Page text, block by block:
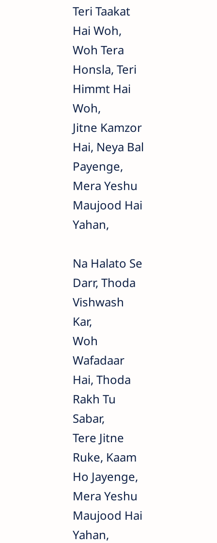
Teri Taakat
Hai Woh,
Woh Tera
Honsla, Teri
Himmt Hai
Woh,
Jitne Kamzor
Hai, Neya Bal
Payenge,
Mera Yeshu
Maujood Hai
Yahan,
Na Halato Se
Darr, Thoda
Vishwash
Kar,
Woh
Wafadaar
Hai, Thoda
Rakh Tu
Sabar,
Tere Jitne
Ruke, Kaam
Ho Jayenge,
Mera Yeshu
Maujood Hai
Yahan,